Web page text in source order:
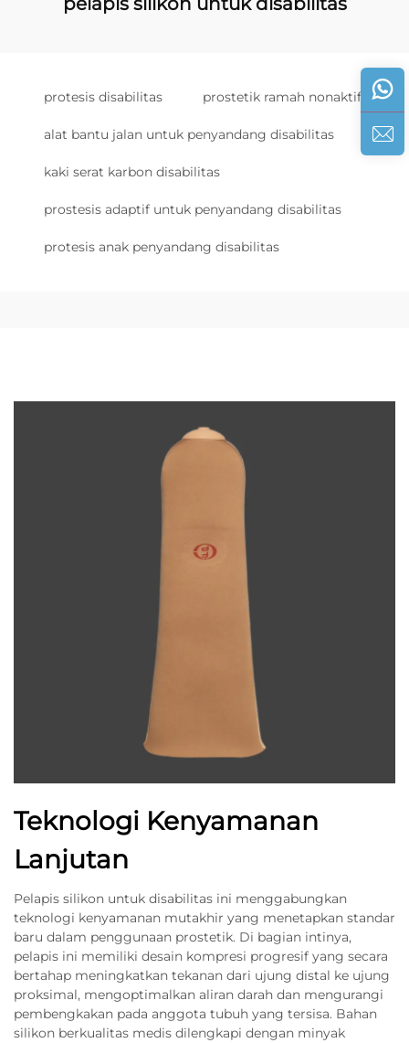
protesis disabilitas prostetik ramah nonaktif
alat bantu jalan untuk penyandang disabilitas
kaki serat karbon disabilitas
prostesis adaptif untuk penyandang disabilitas
protesis anak penyandang disabilitas
Teknologi Kenyamanan
Lanjutan
Pelapis silikon untuk disabilitas ini menggabungkan
teknologi kenyamanan mutakhir yang menetapkan standar
baru dalam penggunaan prostetik. Di bagian intinya,
pelapis ini memiliki desain kompresi progresif yang secara
bertahap meningkatkan tekanan dari ujung distal ke ujung
proksimal, mengoptimalkan aliran darah dan mengurangi
pembengkakan pada anggota tubuh yang tersisa. Bahan
silikon berkualitas medis dilengkapi dengan minyak